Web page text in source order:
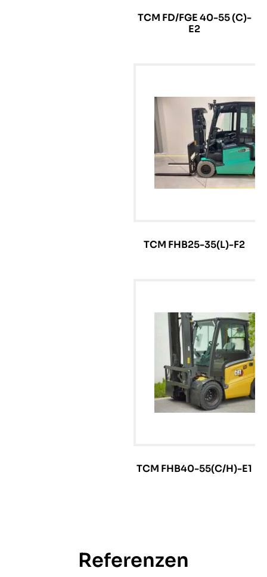
TCM FD/FGE 40-55 (C)-
E2
TCM FHB25-35(L)-F2
TCM FHB40-55(C/H)-E1
Referenzen